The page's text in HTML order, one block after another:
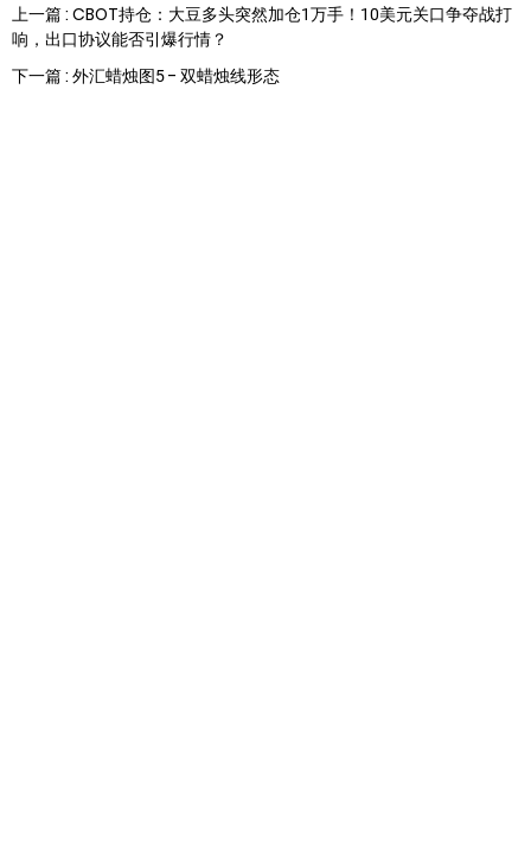
上一篇 : CBOT持仓：大豆多头突然加仓1万手！10美元关口争夺战打
响，出口协议能否引爆行情？
下一篇 : 外汇蜡烛图5 - 双蜡烛线形态